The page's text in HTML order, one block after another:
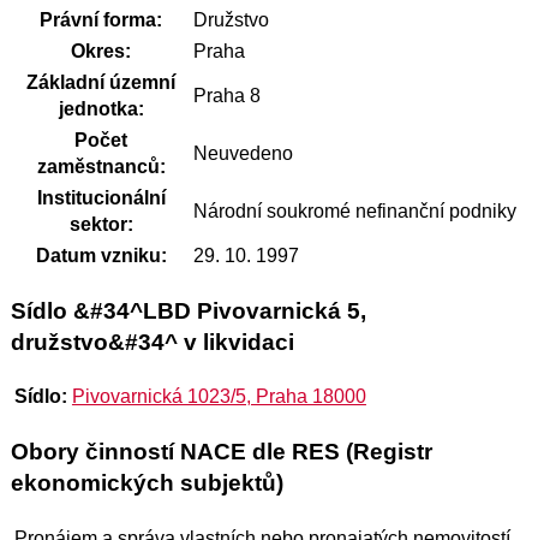
Právní forma:
Družstvo
Okres:
Praha
Základní územní
jednotka:
Praha 8
Počet
zaměstnanců:
Neuvedeno
Institucionální
sektor:
Národní soukromé nefinanční podniky
Datum vzniku: 29. 10. 1997
Sídlo &#34^LBD Pivovarnická 5,
družstvo&#34^ v likvidaci
Sídlo: Pivovarnická 1023/5, Praha 18000
Obory činností NACE dle RES (Registr
ekonomických subjektů)